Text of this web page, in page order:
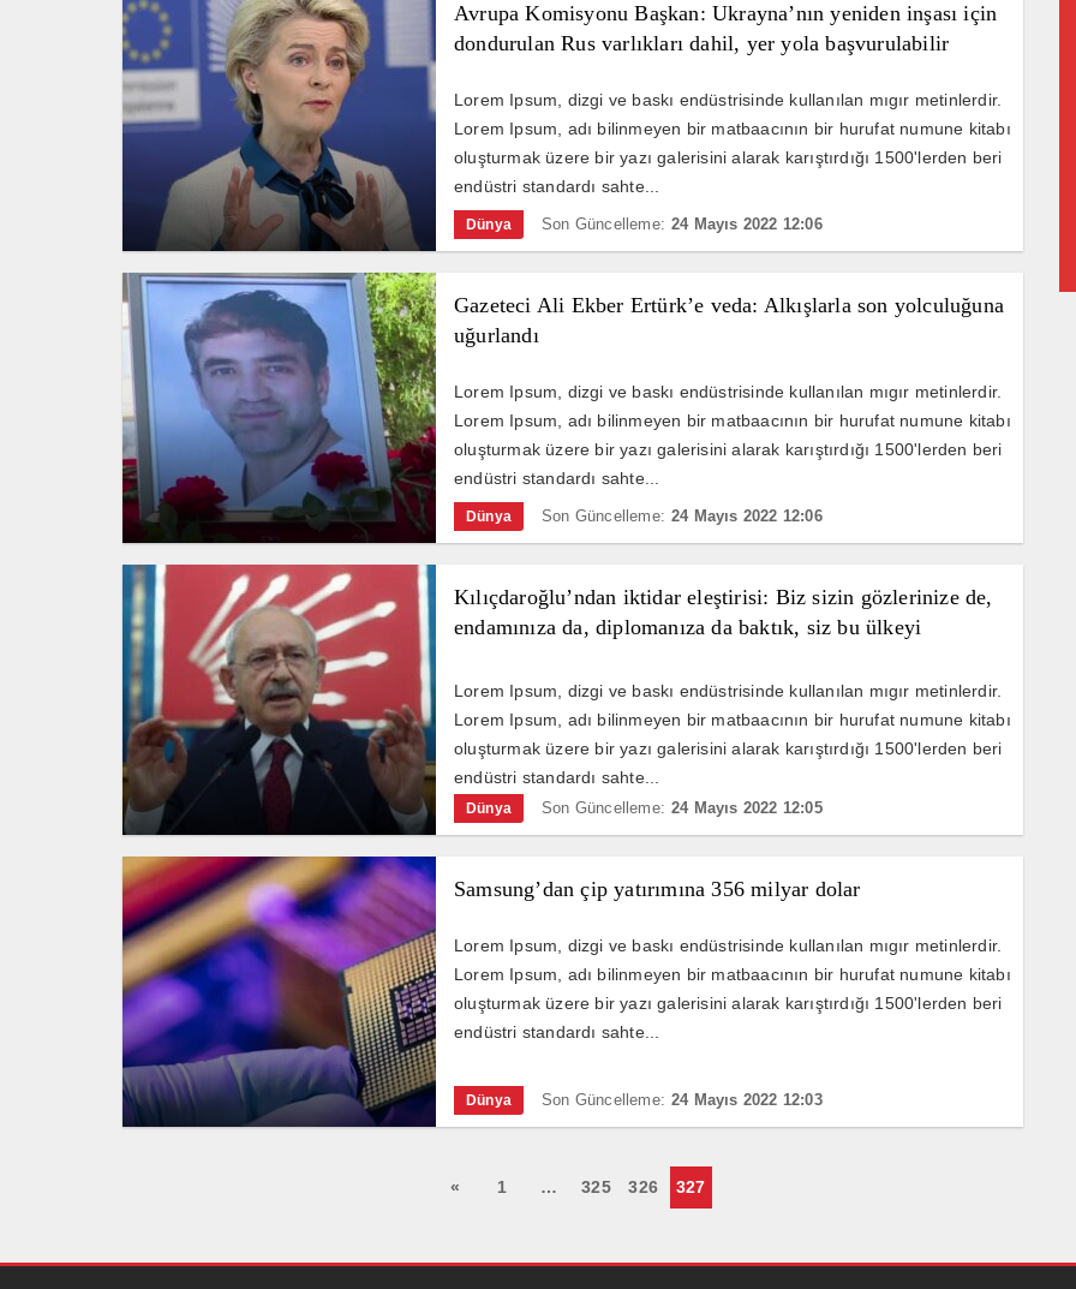
Avrupa Komisyonu Başkan: Ukrayna’nın yeniden inşası için
dondurulan Rus varlıkları dahil, yer yola başvurulabilir
Lorem Ipsum, dizgi ve baskı endüstrisinde kullanılan mıgır metinlerdir.
Lorem Ipsum, adı bilinmeyen bir matbaacının bir hurufat numune kitabı
oluşturmak üzere bir yazı galerisini alarak karıştırdığı 1500'lerden beri
endüstri standardı sahte...
Dünya Son Güncelleme: 24 Mayıs 2022 12:06
Gazeteci Ali Ekber Ertürk’e veda: Alkışlarla son yolculuğuna
uğurlandı
Lorem Ipsum, dizgi ve baskı endüstrisinde kullanılan mıgır metinlerdir.
Lorem Ipsum, adı bilinmeyen bir matbaacının bir hurufat numune kitabı
oluşturmak üzere bir yazı galerisini alarak karıştırdığı 1500'lerden beri
endüstri standardı sahte...
Dünya Son Güncelleme: 24 Mayıs 2022 12:06
Kılıçdaroğlu’ndan iktidar eleştirisi: Biz sizin gözlerinize de,
endamınıza da, diplomanıza da baktık, siz bu ülkeyi
Lorem Ipsum, dizgi ve baskı endüstrisinde kullanılan mıgır metinlerdir.
Lorem Ipsum, adı bilinmeyen bir matbaacının bir hurufat numune kitabı
oluşturmak üzere bir yazı galerisini alarak karıştırdığı 1500'lerden beri
endüstri standardı sahte...
Dünya Son Güncelleme: 24 Mayıs 2022 12:05
Samsung’dan çip yatırımına 356 milyar dolar
Lorem Ipsum, dizgi ve baskı endüstrisinde kullanılan mıgır metinlerdir.
Lorem Ipsum, adı bilinmeyen bir matbaacının bir hurufat numune kitabı
oluşturmak üzere bir yazı galerisini alarak karıştırdığı 1500'lerden beri
endüstri standardı sahte...
Dünya Son Güncelleme: 24 Mayıs 2022 12:03
« 1 … 325 326 327